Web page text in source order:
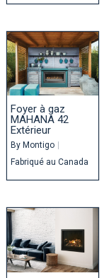
Foyer à gaz
MAHANA 42
Extérieur
By Montigo
Fabriqué au Canada